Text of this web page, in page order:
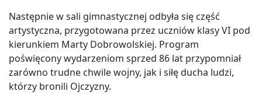
Następnie w sali gimnastycznej odbyła się część
artystyczna, przygotowana przez uczniów klasy VI pod
kierunkiem Marty Dobrowolskiej. Program
poświęcony wydarzeniom sprzed 86 lat przypomniał
zarówno trudne chwile wojny, jak i siłę ducha ludzi,
którzy bronili Ojczyzny.